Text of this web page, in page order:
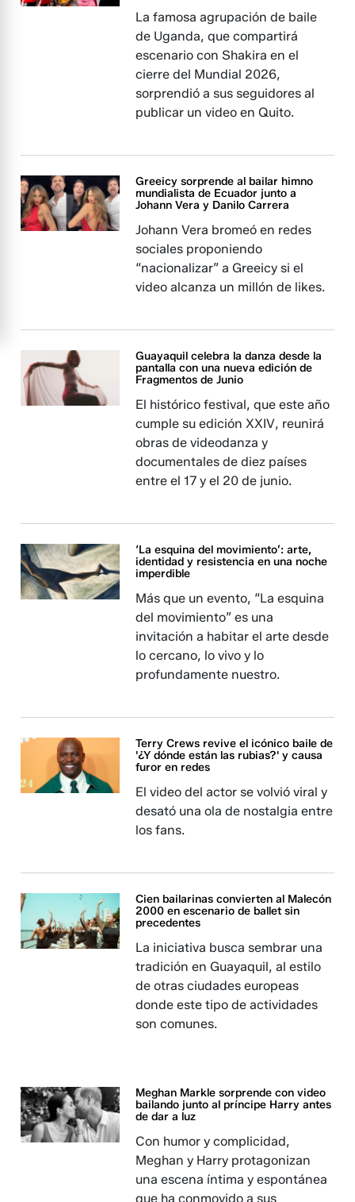
La famosa agrupación de baile
de Uganda, que compartirá
escenario con Shakira en el
cierre del Mundial 2026,
sorprendió a sus seguidores al
publicar un video en Quito.
Greeicy sorprende al bailar himno
mundialista de Ecuador junto a
Johann Vera y Danilo Carrera
Johann Vera bromeó en redes
sociales proponiendo
“nacionalizar” a Greeicy si el
video alcanza un millón de likes.
Guayaquil celebra la danza desde la
pantalla con una nueva edición de
Fragmentos de Junio
El histórico festival, que este año
cumple su edición XXIV, reunirá
obras de videodanza y
documentales de diez países
entre el 17 y el 20 de junio.
‘La esquina del movimiento’: arte,
identidad y resistencia en una noche
imperdible
Más que un evento, “La esquina
del movimiento” es una
invitación a habitar el arte desde
lo cercano, lo vivo y lo
profundamente nuestro.
Terry Crews revive el icónico baile de
'¿Y dónde están las rubias?' y causa
furor en redes
El video del actor se volvió viral y
desató una ola de nostalgia entre
los fans.
Cien bailarinas convierten al Malecón
2000 en escenario de ballet sin
precedentes
La iniciativa busca sembrar una
tradición en Guayaquil, al estilo
de otras ciudades europeas
donde este tipo de actividades
son comunes.
Meghan Markle sorprende con video
bailando junto al príncipe Harry antes
de dar a luz
Con humor y complicidad,
Meghan y Harry protagonizan
una escena íntima y espontánea
que ha conmovido a sus